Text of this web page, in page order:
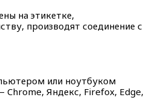
на этикетке,
производят соединение с
или ноутбуком
Яндекс, Firefox, Edge,